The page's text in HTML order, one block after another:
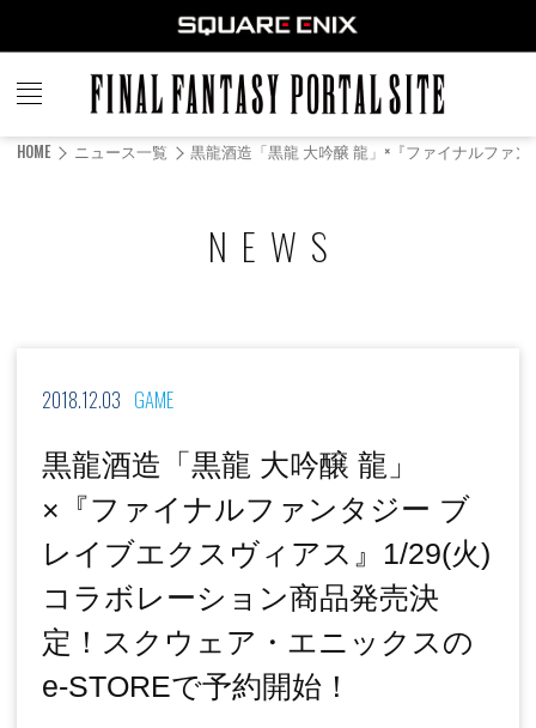
FINAL
FANTASY
HOME ニュース一覧 黒龍酒造「黒龍 大吟醸 龍」×『ファイナルファ
NEWS
GAME
2018.12.03
黒龍酒造「黒龍 大吟醸 龍」
×『ファイナルファンタジー ブ
レイブエクスヴィアス』1/29(火)
コラボレーション商品発売決
定！スクウェア・エニックスの
e-STOREで予約開始！